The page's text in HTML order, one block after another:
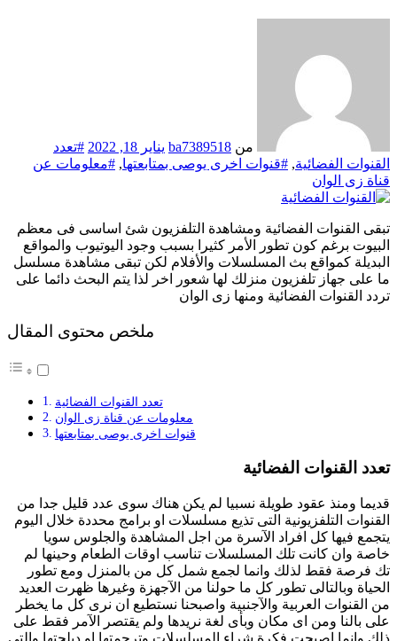
من ba7389518 يناير 18, 2022
#تعدد
القنوات الفضائية, #قنوات اخرى يوصى بمتابعتها, #معلومات عن
قناة زى الوان
تبقى القنوات الفضائية ومشاهدة التلفزيون شئ اساسى فى معظم
البيوت برغم كون تطور الأمر كثيرا بسبب وجود اليوتيوب والمواقع
البديلة كمواقع بث المسلسلات والأفلام لكن تبقى مشاهدة مسلسل
ما على جهاز تلفزيون منزلك لها شعور اخر لذا يتم البحث دائما على
تردد القنوات الفضائية ومنها زى الوان
ملخص محتوى المقال
تعدد القنوات الفضائية
معلومات عن قناة زى الوان
قنوات اخرى يوصى بمتابعتها
تعدد القنوات الفضائية
قديما ومنذ عقود طويلة نسبيا لم يكن هناك سوى عدد قليل جدا من
القنوات التلفزيونية التى تذيع مسلسلات او برامج محددة خلال اليوم
يتجمع فيها كل افراد الآسرة من اجل المشاهدة والجلوس سويا
خاصة وان كانت تلك المسلسلات تناسب اوقات الطعام وحينها لم
تك فرصة فقط لذلك وانما لجمع شمل كل من بالمنزل ومع تطور
الحياة وبالتالى تطور كل ما حولنا من الآجهزة وغيرها ظهرت العديد
من القنوات العربية والآجنبية واصبحنا نستطيع ان نرى كل ما يخطر
على بالنا ومن اى مكان وبأى لغة نريدها ولم يقتصر الآمر فقط على
ذلك وانما اصبحت فكرة شراء المسلسلات وترجمتها او دبلجتها والتى